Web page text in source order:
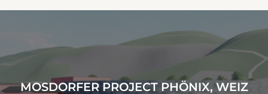
MOSDORFER PROJECT PHÖNIX, WEIZ